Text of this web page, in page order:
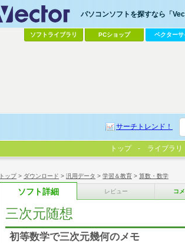
トップ> ダウンロード > 汎用データ > 学習＆教育 > 算数・数学
ソフト詳細 レビュー コ
三次元随想
初等数学で三次元幾何のメモ
パソコンソフトを探すなら「
ソフトライブラリ PCショップ ベクターサ
サーチトレンド！
トップ ライブラリ